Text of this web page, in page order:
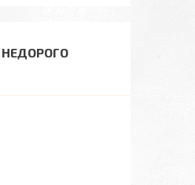
НЕДОРОГО